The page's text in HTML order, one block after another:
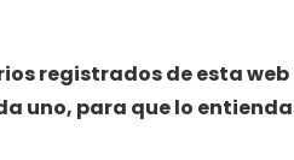
registrados de esta
uno, para que lo